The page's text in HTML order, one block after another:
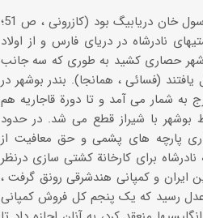
آبادی بندر بوشهر مدیون شیخ ناصر و پسرش شیخ نصر و بویژه شیخ عبدالرسول خان دریابیگ بود (کازرونی ، ص 51؛
، ناخداباشی کشتیهای نادرشاه در دریای فارس و از اولاد
شهر حصاری کشید به طوری که سه جانب
(فسائی ، همانجا). بندر بوشهر در
به شمار می آمد و تا دورة قاجاریه هم
بوشهر با شیراز قطع می شد. در حدود
انحصاری پارچه های پشمی و حق معافیت از
برای کارخانة کشتی سازی درنظر
ج 2، ص 507ـ 508). در 1179/1765، بازرگانی بین ایران و کمپانی هندشرقی رونق گرفت ،
طوری که میانگین فروش منسوجات پشمی در بوشهر در سه سال به 750 عدل رسید که یک پنجم کل فروش کمپانی